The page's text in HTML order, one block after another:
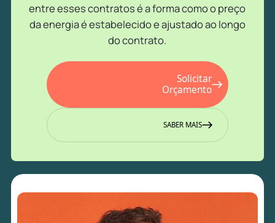
entre esses contratos é a forma como o preço
da energia é estabelecido e ajustado ao longo
do contrato.
Solicitar
Orçamento
SABER MAIS